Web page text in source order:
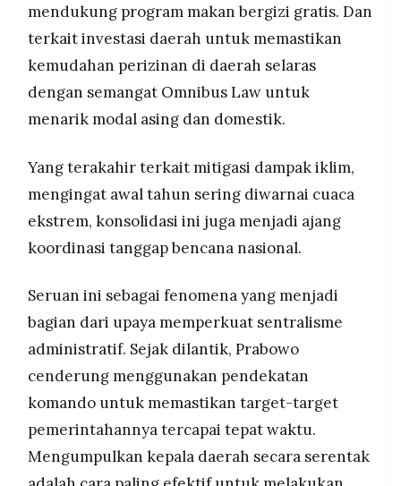
mendukung program makan bergizi gratis. Dan
terkait investasi daerah untuk memastikan
kemudahan perizinan di daerah selaras
dengan semangat Omnibus Law untuk
menarik modal asing dan domestik.
Yang terakahir terkait mitigasi dampak iklim,
mengingat awal tahun sering diwarnai cuaca
ekstrem, konsolidasi ini juga menjadi ajang
koordinasi tanggap bencana nasional.
Seruan ini sebagai fenomena yang menjadi
bagian dari upaya memperkuat sentralisme
administratif. Sejak dilantik, Prabowo
cenderung menggunakan pendekatan
komando untuk memastikan target-target
pemerintahannya tercapai tepat waktu.
Mengumpulkan kepala daerah secara serentak